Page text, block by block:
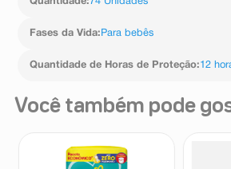
Fases da Vida: Para bebês
Quantidade de Horas de Proteção:12
Você também pode